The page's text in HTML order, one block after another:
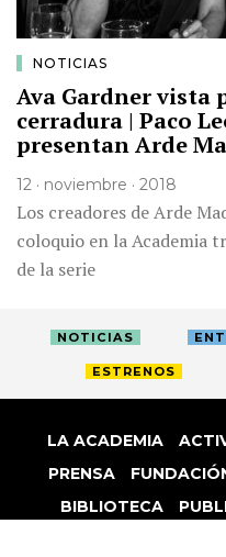
NOTICIAS
Ava Gardner vista
cerradura | Paco
presentan Arde
12 · noviembre · 2018
Los creadores de Arde
coloquio en la Academia
de la serie
NOTICIAS
ESTRENOS
LA ACADEMIA
PRENSA
BIBLIOTECA